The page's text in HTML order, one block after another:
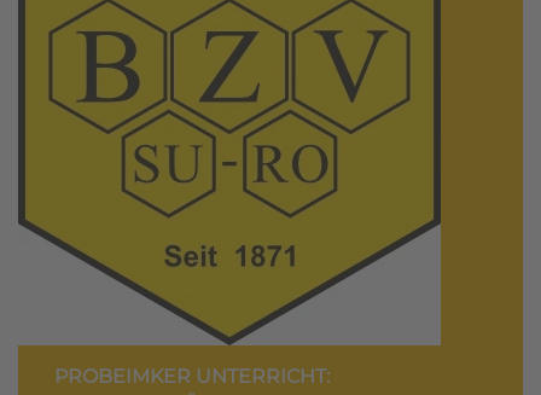
PROBEIMKER UNTERRICHT: